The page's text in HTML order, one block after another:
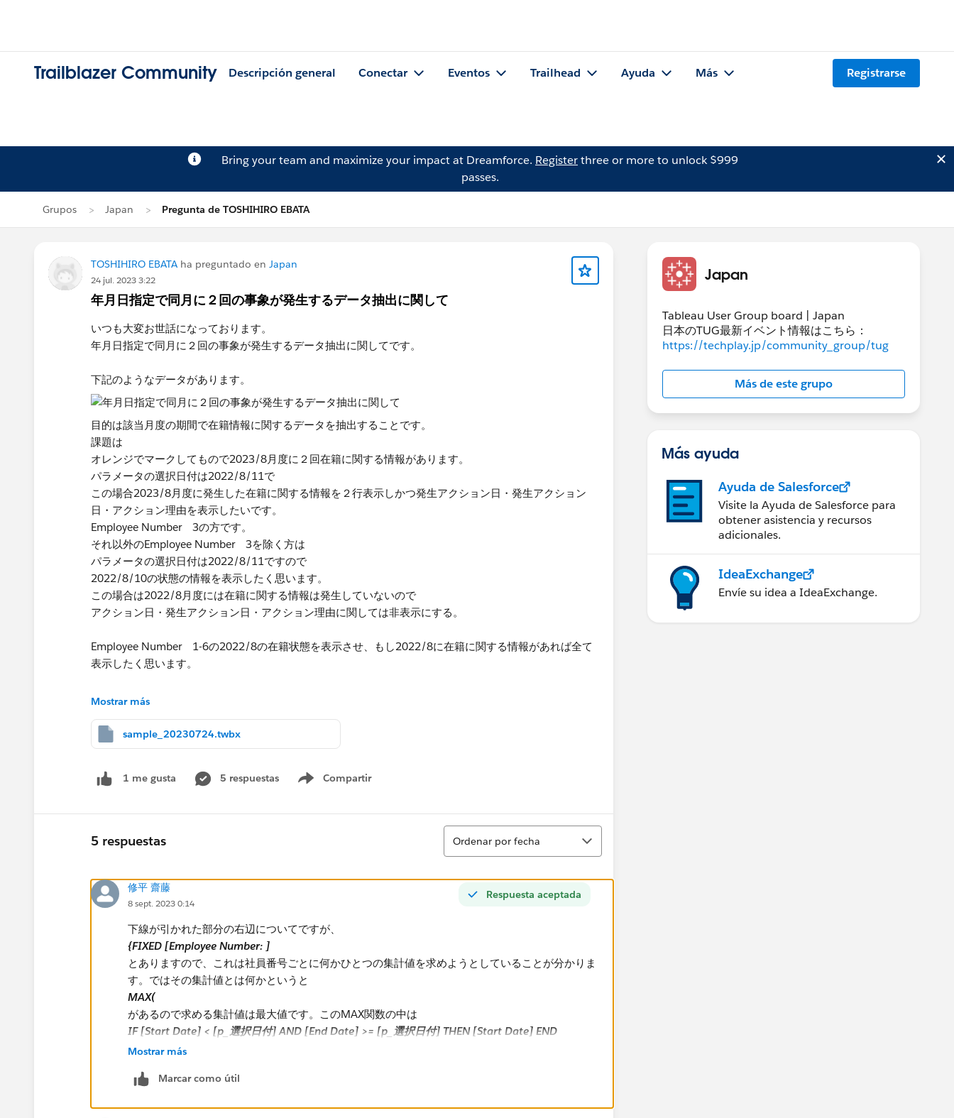
Trailblazer Community Descripción general Conectar Eventos Trailhead Ayuda Más Registrarse
Bring your team and maximize your impact at Dreamforce. Registerthree or more to unlock $999
passes.
Grupos Japan Pregunta de TOSHIHIRO EBATA
TOSHIHIRO EBATA ha preguntado en Japan
24 jul. 2023 3:22
年月日指定で同月に２回の事象が発生するデータ抽出に関して
いつも大変お世話になっております。
年月日指定で同月に２回の事象が発生するデータ抽出に関してです。
下記のようなデータがあります。
目的は該当月度の期間で在籍情報に関するデータを抽出することです。
課題は
オレンジでマークしてもので2023/8月度に２回在籍に関する情報があります。
パラメータの選択日付は2022/8/11で
この場合2023/8月度に発生した在籍に関する情報を２行表示しかつ発生アクション日・発生アクション
日・アクション理由を表示したいです。
Employee Number 3の方です。
それ以外のEmployee Number 3を除く方は
パラメータの選択日付は2022/8/11ですので
2022/8/10の状態の情報を表示したく思います。
この場合は2022/8月度には在籍に関する情報は発生していないので
アクション日・発生アクション日・アクション理由に関しては非表示にする。
Employee Number 1-6の2022/8の在籍状態を表示させ、もし2022/8に在籍に関する情報があれば全て
表示したく思います。
​イメージとしては赤下線の情報を表示
VIZのシートは在籍系_選択日付末在籍となります。
何卒よろしくお願い申し上げます。
Mostrar más
sample_20230724.twbx
1 me gusta 5 respuestas Compartir
Show menu
5 respuestas
Ordenar
Ordenar por fecha
Respuesta aceptada
修平 齋藤
8 sept. 2023 0:14
下線が引かれた部分の右辺についてですが、
{FIXED [Employee Number: ]
とありますので、これは社員番号ごとに何かひとつの集計値を求めようとしていることが分かりま
す。ではその集計値とは何かというと
MAX(
があるので求める集計値は最大値です。このMAX関数の中は
IF [Start Date] < [p_選択日付] AND [End Date] >= [p_選択日付] THEN [Start Date] END
が入っています。IF文なので条件を満たしたデータの最大値を取ることを意味します。集計対象に
しています。
Mostrar más
Marcar como útil
Japan
Tableau User Group board | Japan
日本のTUG最新イベント情報はこちら：
https://techplay.jp/community_group/tug
Más de este grupo
Más ayuda
Ayuda de Salesforce
Visite la Ayuda de Salesforce para
obtener asistencia y recursos
adicionales.
IdeaExchange
Envíe su idea a IdeaExchange.